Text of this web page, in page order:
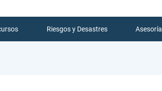
Riesgos y Desastres Asesoría